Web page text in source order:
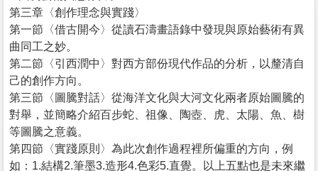
第三章〈創作理念與實踐〉
第一節〈借古開今〉從讀石濤畫語錄中發現與原始藝術有異
曲同工之妙。
第二節〈引西潤中〉對西方部份現代作品的分析，以釐清自
己的創作方向。
第三節〈圖騰對話〉從海洋文化與大河文化兩者原始圖騰的
對舉，並簡略介紹百步蛇、祖像、陶壺、虎、太陽、魚、樹
等圖騰之意義。
第四節〈實踐原則〉為此次創作過程裡所偏重的方向，例
如：1.結構2.筆墨3.造形4.色彩5.直覺。以上五點也是未來繼